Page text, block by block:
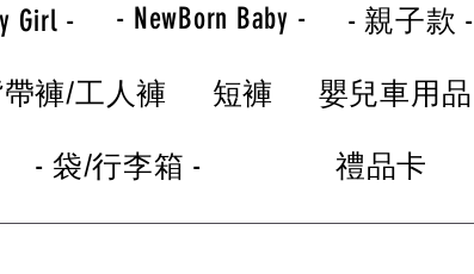
Girl - - NewBorn Baby - - 親子款 -
褲/工人褲 短褲 嬰兒車用品
- 袋/行李箱 - 禮品卡